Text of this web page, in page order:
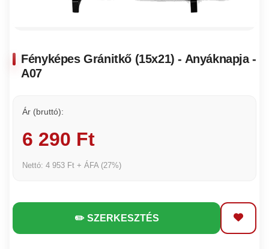
Fényképes Gránitkő (15x21) - Anyáknapja -
A07
Ár (bruttó):
6 290 Ft
Nettó: 4 953 Ft + ÁFA (27%)
✏️ SZERKESZTÉS